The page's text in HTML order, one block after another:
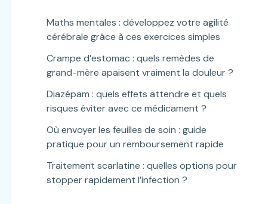
Maths mentales : développez votre agilité
cérébrale grâce à ces exercices simples
Crampe d’estomac : quels remèdes de
grand-mère apaisent vraiment la douleur ?
Diazépam : quels effets attendre et quels
risques éviter avec ce médicament ?
Où envoyer les feuilles de soin : guide
pratique pour un remboursement rapide
Traitement scarlatine : quelles options pour
stopper rapidement l’infection ?